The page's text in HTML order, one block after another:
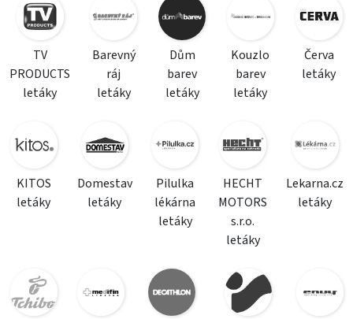
TV
PRODUCTS
letáky
Barevný
ráj
letáky
Dům
barev
letáky
Kouzlo
barev
letáky
Červa
letáky
KITOS
letáky
Domestav
letáky
Pilulka
lékárna
letáky
HECHT
MOTORS
s.r.o.
letáky
Lekarna.cz
letáky